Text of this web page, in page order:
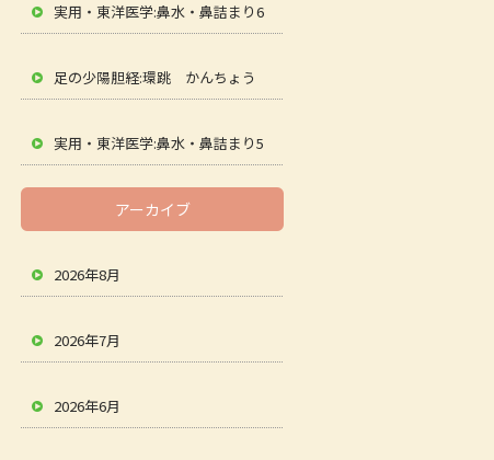
実用・東洋医学:鼻水・鼻詰まり6
足の少陽胆経:環跳 かんちょう
実用・東洋医学:鼻水・鼻詰まり5
アーカイブ
2026年8月
2026年7月
2026年6月